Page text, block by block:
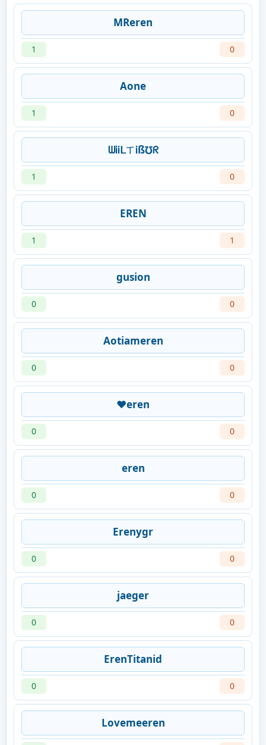
MReren
1 0
Aone
1 0
ᗯᎥᎥᒪㄒᎥß℧ᖇ
1 0
ㅤERENㅤ
1 1
gusion
0 0
Aotiameren
0 0
❤️eren
0 0
eren
0 0
Erenygr
0 0
jaeger
0 0
ErenTitanid
0 0
Lovemeeren